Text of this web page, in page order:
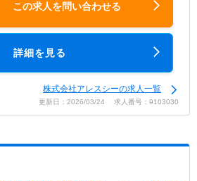
この求人を問い合わせる
詳細を見る
株式会社アレスシーの求人一覧
更新日：2026/03/24 求人番号：9103030